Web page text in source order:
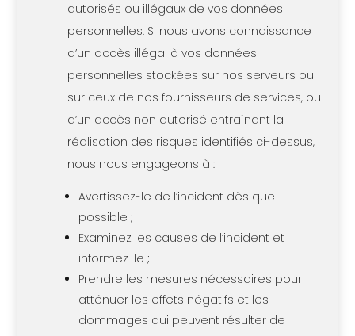
autorisés ou illégaux de vos données
personnelles. Si nous avons connaissance
d’un accès illégal à vos données
personnelles stockées sur nos serveurs ou
sur ceux de nos fournisseurs de services, ou
d’un accès non autorisé entraînant la
réalisation des risques identifiés ci-dessus,
nous nous engageons à :
Avertissez-le de l’incident dès que
possible ;
Examinez les causes de l’incident et
informez-le ;
Prendre les mesures nécessaires pour
atténuer les effets négatifs et les
dommages qui peuvent résulter de